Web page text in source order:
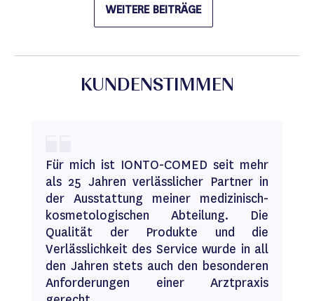
WEITERE BEITRÄGE
KUNDENSTIMMEN
Für mich ist IONTO-COMED seit mehr
als 25 Jahren verlässlicher Partner in
der Ausstattung meiner medizinisch-
kosmetologischen Abteilung. Die
Qualität der Produkte und die
Verlässlichkeit des Service wurde in all
den Jahren stets auch den besonderen
Anforderungen einer Arztpraxis